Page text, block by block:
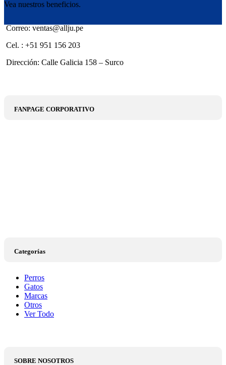
Vea nuestros beneficios.
Correo: ventas@allju.pe
Cel. : +51 951 156 203
Dirección: Calle Galicia 158 – Surco
FANPAGE CORPORATIVO
Categorías
Perros
Gatos
Marcas
Otros
Ver Todo
SOBRE NOSOTROS